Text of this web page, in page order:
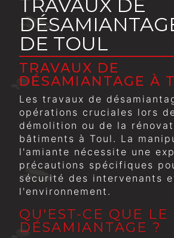
TRAVAUX DE
DE TOUL
TRAVAUX DE
DÉSAMIANTAGE À
Les travaux de
opérations cruciales lors
démolition ou de la
bâtiments à Toul. La
l'amiante nécessite une
précautions spécifiques
sécurité des intervenants
l'environnement.
QU'EST-CE QUE LE
DÉSAMIANTAGE ?